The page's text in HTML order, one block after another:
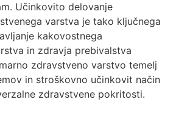
Učinkovito delovanje
varstva je tako ključnega
kakovostnega
in zdravja prebivalstva
zdravstveno varstvo temelj
in stroškovno učinkovit način
zdravstvene pokritosti.